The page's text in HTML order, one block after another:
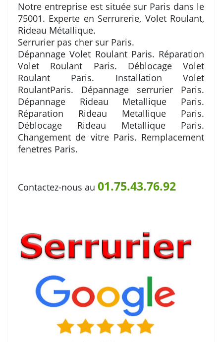
Notre entreprise est située sur Paris dans le
75001. Experte en Serrurerie, Volet Roulant,
Rideau Métallique.
Serrurier pas cher sur Paris.
Dépannage Volet Roulant Paris. Réparation
Volet Roulant Paris. Déblocage Volet
Roulant Paris. Installation Volet
RoulantParis. Dépannage serrurier Paris.
Dépannage Rideau Metallique Paris.
Réparation Rideau Metallique Paris.
Déblocage Rideau Metallique Paris.
Changement de vitre Paris. Remplacement
fenetres Paris.
Contactez-nous au 01.75.43.76.92